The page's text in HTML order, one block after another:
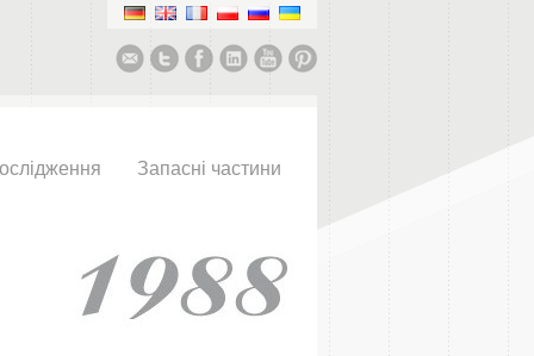
Запасні частини